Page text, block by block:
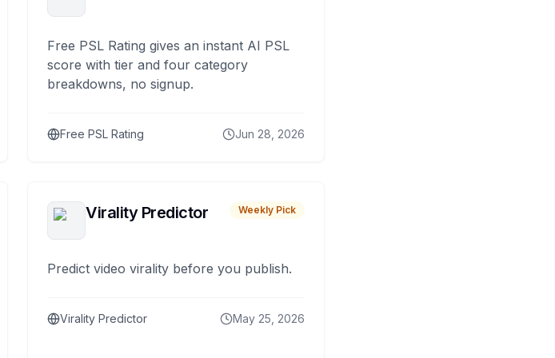
Free PSL Rating gives an instant AI PSL
score with tier and four category
breakdowns, no signup.
Free PSL Rating Jun 28, 2026
Virality Predictor Weekly Pick
Predict video virality before you publish.
Virality Predictor May 25, 2026